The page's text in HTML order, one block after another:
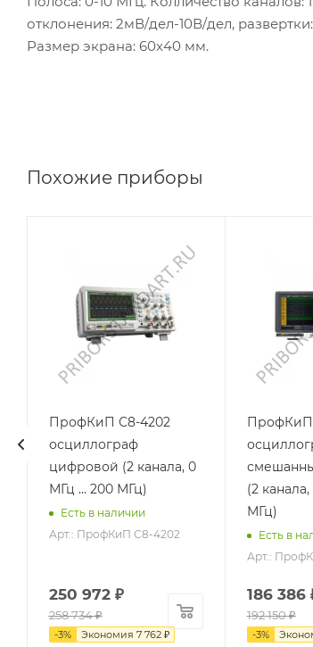
отклонения: 2мВ/дел-10В/дел,
Размер экрана: 60х40 мм.
Похожие приборы
ПрофКиП С8-4202
осциллограф
цифровой (2 канала, 0
МГц … 200 МГц)
Есть в наличии
Арт.: ПрофКиП С8-4202
250 972₽
258 734₽
-3% Экономия 7 762₽
ПрофКиП
(2
МГц)
Есть в
Арт.:
186 386
192 150₽
-3%